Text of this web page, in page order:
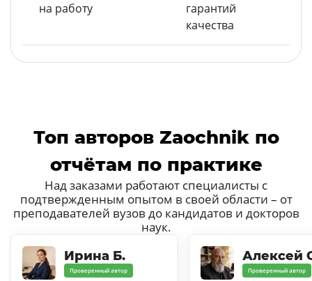
на работу
гарантий
качества
Топ авторов Zaochnik по
отчётам по практике
Над заказами работают специалисты с
подтвержденным опытом в своей области – от
преподавателей вузов до кандидатов и докторов
наук.
Ирина Б.
Проверенный автор
Алексей
Проверенный автор